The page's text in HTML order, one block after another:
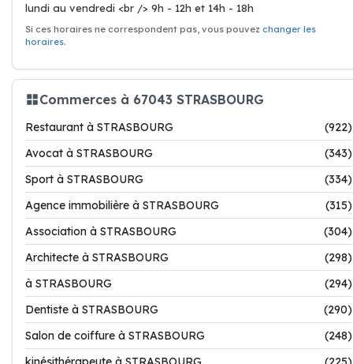
lundi au vendredi <br /> 9h - 12h et 14h - 18h
Si ces horaires ne correspondent pas, vous pouvez changer les
horaires.
Commerces à 67043 STRASBOURG
Restaurant à STRASBOURG
(922)
Avocat à STRASBOURG
(343)
Sport à STRASBOURG
(334)
Agence immobilière à STRASBOURG
(315)
Association à STRASBOURG
(304)
Architecte à STRASBOURG
(298)
à STRASBOURG
(294)
Dentiste à STRASBOURG
(290)
Salon de coiffure à STRASBOURG
(248)